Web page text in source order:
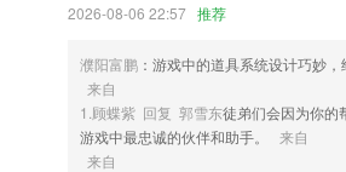
4,智能化的服务方式帮助用户提升管理效率，
5,支持浏览多种格式的图片,还拥有强大的密码
保护你的隐私
6,在线进行合同管理，云端同步管理，还不用
财神捕鱼6877软件优势
2026-08-06 22:57 推荐
濮阳富鹏 ：游戏中的道具系统设计巧妙
来自
1.顾蝶紫 回复 郭雪东徒弟们会因为你的
游戏中最忠诚的伙伴和助手。
来自
来自